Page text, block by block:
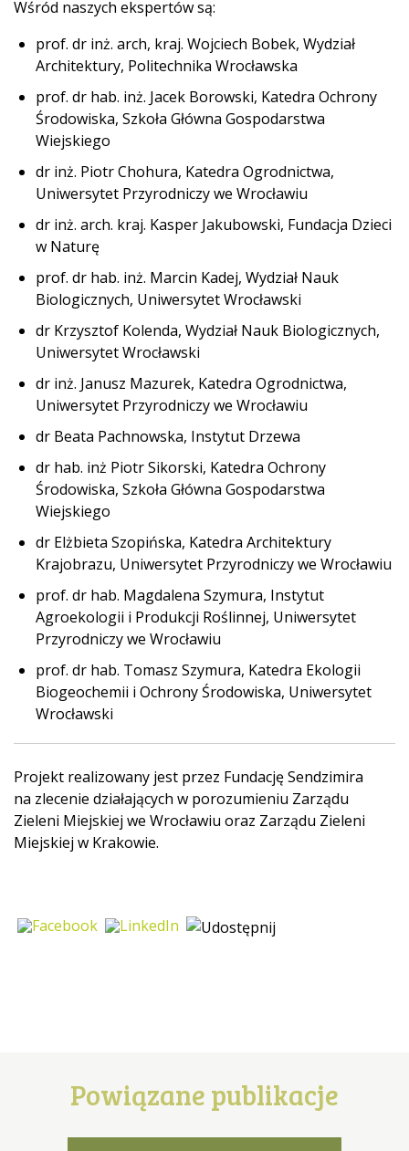
Wśród naszych ekspertów są:
prof. dr inż. arch, kraj. Wojciech Bobek, Wydział
Architektury, Politechnika Wrocławska
prof. dr hab. inż. Jacek Borowski, Katedra Ochrony
Środowiska, Szkoła Główna Gospodarstwa
Wiejskiego
dr inż. Piotr Chohura, Katedra Ogrodnictwa,
Uniwersytet Przyrodniczy we Wrocławiu
dr inż. arch. kraj. Kasper Jakubowski, Fundacja Dzieci
w Naturę
prof. dr hab. inż. Marcin Kadej, Wydział Nauk
Biologicznych, Uniwersytet Wrocławski
dr Krzysztof Kolenda, Wydział Nauk Biologicznych,
Uniwersytet Wrocławski
dr inż. Janusz Mazurek, Katedra Ogrodnictwa,
Uniwersytet Przyrodniczy we Wrocławiu
dr Beata Pachnowska, Instytut Drzewa
dr hab. inż Piotr Sikorski, Katedra Ochrony
Środowiska, Szkoła Główna Gospodarstwa
Wiejskiego
dr Elżbieta Szopińska, Katedra Architektury
Krajobrazu, Uniwersytet Przyrodniczy we Wrocławiu
prof. dr hab. Magdalena Szymura, Instytut
Agroekologii i Produkcji Roślinnej, Uniwersytet
Przyrodniczy we Wrocławiu
prof. dr hab. Tomasz Szymura, Katedra Ekologii
Biogeochemii i Ochrony Środowiska, Uniwersytet
Wrocławski
Projekt realizowany jest przez Fundację Sendzimira
na zlecenie działających w porozumieniu Zarządu
Zieleni Miejskiej we Wrocławiu oraz Zarządu Zieleni
Miejskiej w Krakowie.
Powiązane publikacje